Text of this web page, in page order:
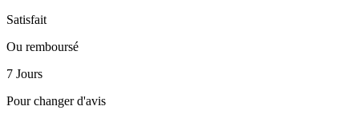
Satisfait
Ou remboursé
7 Jours
Pour changer d'avis